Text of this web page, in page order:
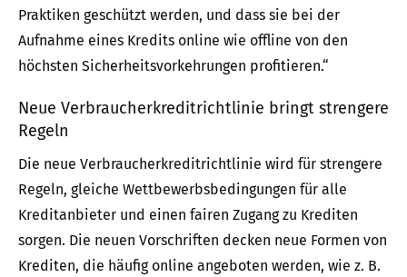
Praktiken geschützt werden, und dass sie bei der
Aufnahme eines Kredits online wie offline von den
höchsten Sicherheitsvorkehrungen profitieren.“
Neue Verbraucherkreditrichtlinie bringt strengere
Regeln
Die neue Verbraucherkreditrichtlinie wird für strengere
Regeln, gleiche Wettbewerbsbedingungen für alle
Kreditanbieter und einen fairen Zugang zu Krediten
sorgen. Die neuen Vorschriften decken neue Formen von
Krediten, die häufig online angeboten werden, wie z. B.